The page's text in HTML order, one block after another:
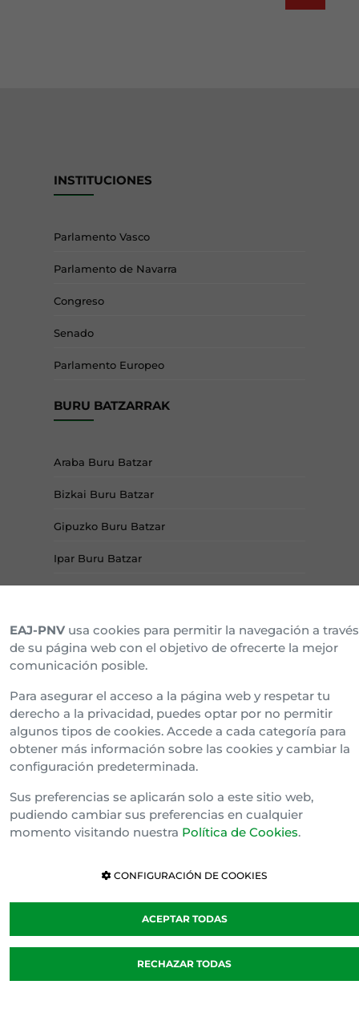
INSTITUCIONES
Parlamento Vasco
Parlamento de Navarra
Congreso
Senado
Parlamento Europeo
BURU BATZARRAK
Araba Buru Batzar
Bizkai Buru Batzar
Gipuzko Buru Batzar
Ipar Buru Batzar
Cláusula de Confidencialidad
Canal Interno de Información
EAJ-PNV usa cookies para permitir la navegación a través
de su página web con el objetivo de ofrecerte la mejor
comunicación posible.
Para asegurar el acceso a la página web y respetar tu
derecho a la privacidad, puedes optar por no permitir
algunos tipos de cookies. Accede a cada categoría para
obtener más información sobre las cookies y cambiar la
configuración predeterminada.
Sus preferencias se aplicarán solo a este sitio web,
pudiendo cambiar sus preferencias en cualquier
momento visitando nuestra Política de Cookies.
CONFIGURACIÓN DE COOKIES
ACEPTAR TODAS
RECHAZAR TODAS